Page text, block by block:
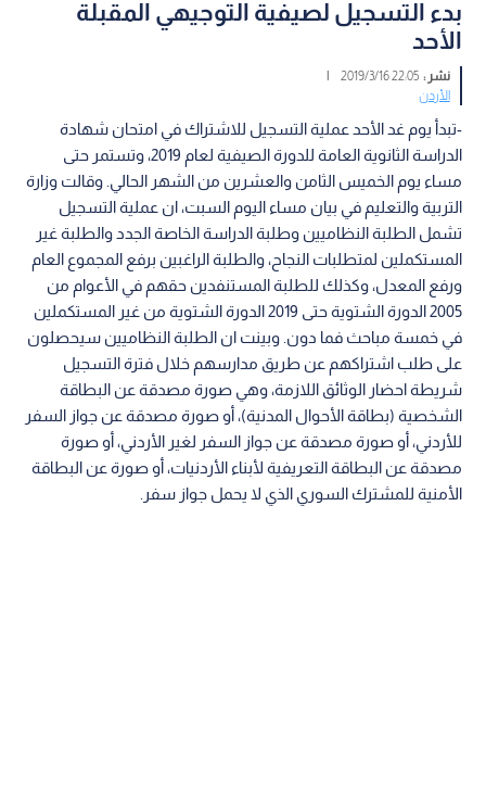
بدء التسجيل لصيفية التوجيهي المقبلة
الأحد
نشر :22:05 2019/3/16
|
الأردن
-تبدأ يوم غد الأحد عملية التسجيل للاشتراك في امتحان شهادة
الدراسة الثانوية العامة للدورة الصيفية لعام 2019، وتستمر حتى
مساء يوم الخميس الثامن والعشرين من الشهر الحالي. وقالت وزارة
التربية والتعليم في بيان مساء اليوم السبت، ان عملية التسجيل
تشمل الطلبة النظاميين وطلبة الدراسة الخاصة الجدد والطلبة غير
المستكملين لمتطلبات النجاح، والطلبة الراغبين برفع المجموع العام
ورفع المعدل، وكذلك للطلبة المستنفدين حقهم في الأعوام من
2005 الدورة الشتوية حتى 2019 الدورة الشتوية من غير المستكملين
في خمسة مباحث فما دون. وبينت ان الطلبة النظاميين سيحصلون
على طلب اشتراكهم عن طريق مدارسهم خلال فترة التسجيل
شريطة احضار الوثائق اللازمة، وهي صورة مصدقة عن البطاقة
الشخصية (بطاقة الأحوال المدنية)، أو صورة مصدقة عن جواز السفر
للأردني، أو صورة مصدقة عن جواز السفر لغير الأردني، أو صورة
مصدقة عن البطاقة التعريفية لأبناء الأردنيات، أو صورة عن البطاقة
الأمنية للمشترك السوري الذي لا يحمل جواز سفر.